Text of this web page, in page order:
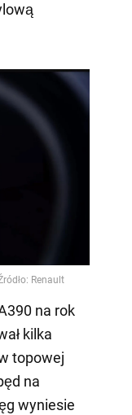
na rok
kilka
topowej
na
wyniesie